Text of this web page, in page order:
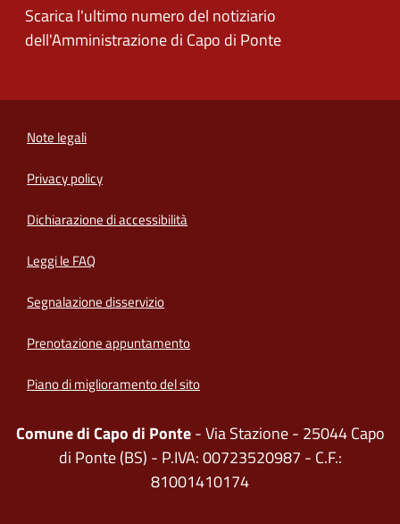
Scarica l'ultimo numero del notiziario
dell'Amministrazione di Capo di Ponte
Note legali
Privacy policy
Dichiarazione di accessibilità
Leggi le FAQ
Segnalazione disservizio
Prenotazione appuntamento
Piano di miglioramento del sito
Comune di Capo di Ponte- Via Stazione - 25044 Capo
di Ponte (BS) - P.IVA: 00723520987 - C.F.:
81001410174